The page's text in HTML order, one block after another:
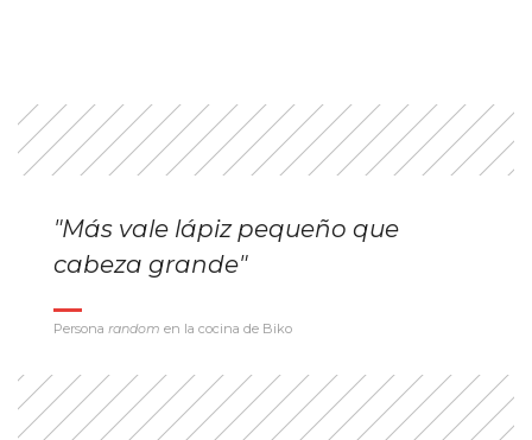
"Más vale lápiz pequeño que
cabeza grande"
Persona random en la cocina de Biko